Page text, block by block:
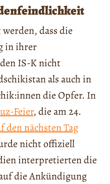
dass die
in ihrer
IS-K nicht
als auch in
die Opfer. In
Feier, die am 24.
den nächsten Tag
nicht offiziell
interpretierten die
die Ankündigung